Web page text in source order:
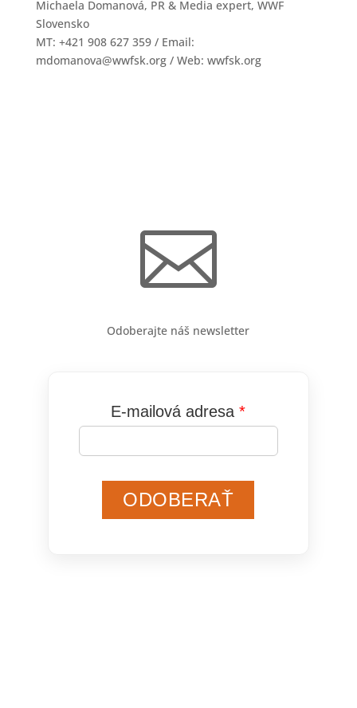
Michaela Domanová, PR & Media expert, WWF
Slovensko
MT: +421 908 627 359 / Email:
mdomanova@wwfsk.org / Web: wwfsk.org

Odoberajte náš newsletter
E-mailová adresa
ODOBERAŤ